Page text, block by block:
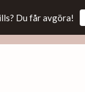
Du får avgöra!